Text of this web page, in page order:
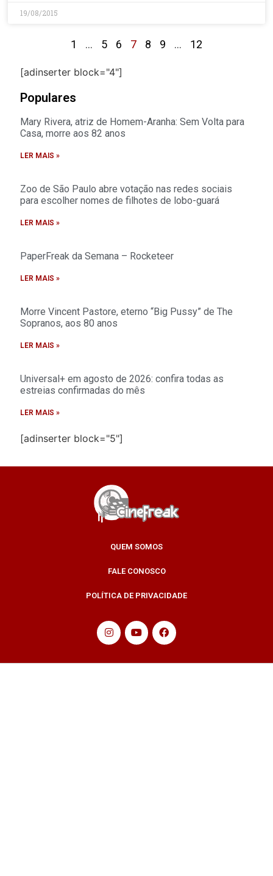
19/08/2015
1 … 5 6 7 8 9 … 12
[adinserter block="4"]
Populares
Mary Rivera, atriz de Homem-Aranha: Sem Volta para
Casa, morre aos 82 anos
LER MAIS »
Zoo de São Paulo abre votação nas redes sociais
para escolher nomes de filhotes de lobo-guará
LER MAIS »
PaperFreak da Semana – Rocketeer
LER MAIS »
Morre Vincent Pastore, eterno “Big Pussy” de The
Sopranos, aos 80 anos
LER MAIS »
Universal+ em agosto de 2026: confira todas as
estreias confirmadas do mês
LER MAIS »
[adinserter block="5"]
QUEM SOMOS
FALE CONOSCO
POLÍTICA DE PRIVACIDADE